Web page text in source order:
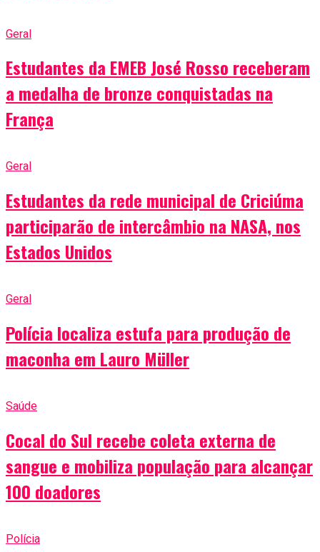
Geral
Estudantes da EMEB José Rosso receberam
a medalha de bronze conquistadas na
França
Geral
Estudantes da rede municipal de Criciúma
participarão de intercâmbio na NASA, nos
Estados Unidos
Geral
Polícia localiza estufa para produção de
maconha em Lauro Müller
Saúde
Cocal do Sul recebe coleta externa de
sangue e mobiliza população para alcançar
100 doadores
Polícia